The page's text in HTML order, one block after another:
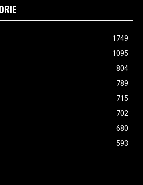
1749
1095
804
789
715
702
680
593